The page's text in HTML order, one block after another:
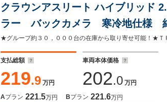
クラウンアスリート ハイブリッド
ラー バックカメラ 寒冷地仕様
ミ ステアリングヒーター スマ
ライト オートエアコン
支払総額
219.9 万円
車両本体価格
202.0 万円
Aプラン 221.5万円 Bプラン 221.6万円